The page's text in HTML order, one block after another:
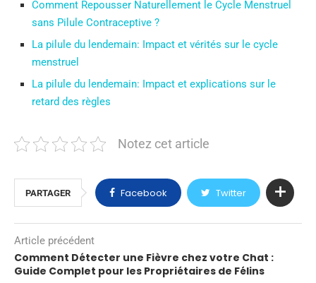
Comment Repousser Naturellement le Cycle Menstruel
sans Pilule Contraceptive ?
La pilule du lendemain: Impact et vérités sur le cycle
menstruel
La pilule du lendemain: Impact et explications sur le
retard des règles
Notez cet article
PARTAGER Facebook Twitter
Article précédent
Comment Détecter une Fièvre chez votre Chat :
Guide Complet pour les Propriétaires de Félins